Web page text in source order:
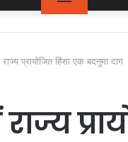
प्रायोजित हिंसा एक बदनुमा दाग